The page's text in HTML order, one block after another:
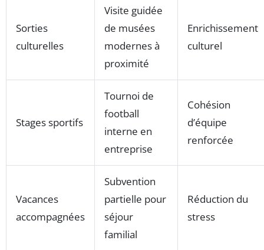
Sorties
culturelles
Visite guidée
de musées
modernes à
proximité
Enrichissement
culturel
Stages sportifs
Tournoi de
football
interne en
entreprise
Cohésion
d’équipe
renforcée
Vacances
accompagnées
Subvention
partielle pour
séjour
familial
Réduction du
stress